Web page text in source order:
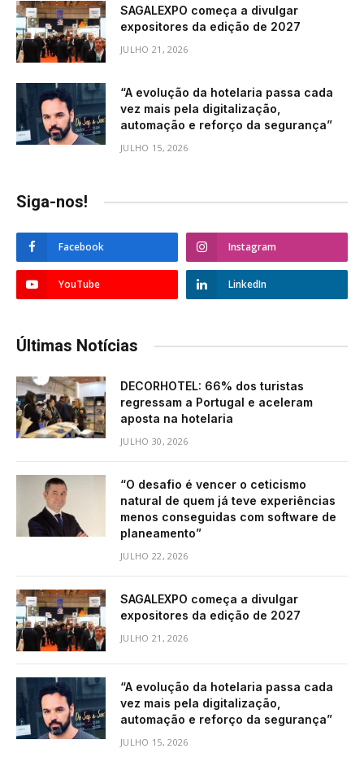
SAGALEXPO começa a divulgar
expositores da edição de 2027
JULHO 21, 2026
“A evolução da hotelaria passa cada
vez mais pela digitalização,
automação e reforço da segurança”
JULHO 15, 2026
Siga-nos!
Facebook Instagram
YouTube LinkedIn
Últimas Notícias
DECORHOTEL: 66% dos turistas
regressam a Portugal e aceleram
aposta na hotelaria
JULHO 30, 2026
“O desafio é vencer o ceticismo
natural de quem já teve experiências
menos conseguidas com software de
planeamento”
JULHO 22, 2026
SAGALEXPO começa a divulgar
expositores da edição de 2027
JULHO 21, 2026
“A evolução da hotelaria passa cada
vez mais pela digitalização,
automação e reforço da segurança”
JULHO 15, 2026